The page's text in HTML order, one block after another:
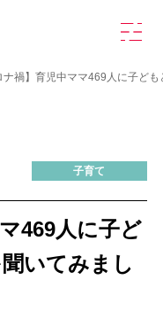
ロ
開
く
ナ禍】育児中ママ469人に子ど
子育て
469人に子ど
いてみまし